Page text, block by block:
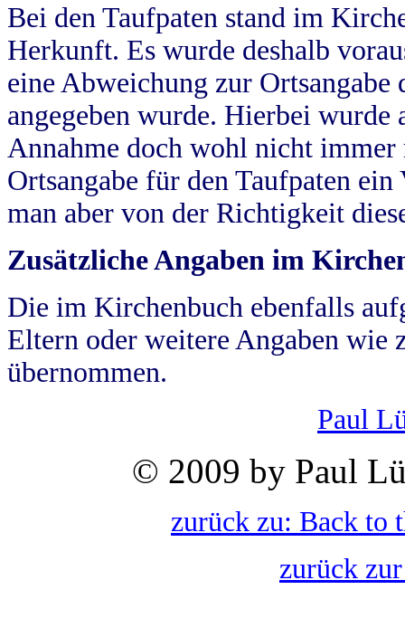
Bei den Taufpaten stand im
Herkunft. Es wurde deshalb
eine Abweichung zur
angegeben wurde. Hierbei wurde
Annahme doch wohl nicht
Ortsangabe für den Taufpaten
man aber von der Richtigkeit
Zusätzliche Angaben im
Die im Kirchenbuch ebenfalls
Eltern oder weitere Angaben wie
übernommen.
Paul
© 2009 by Paul
zurück zu: Back to
zurück